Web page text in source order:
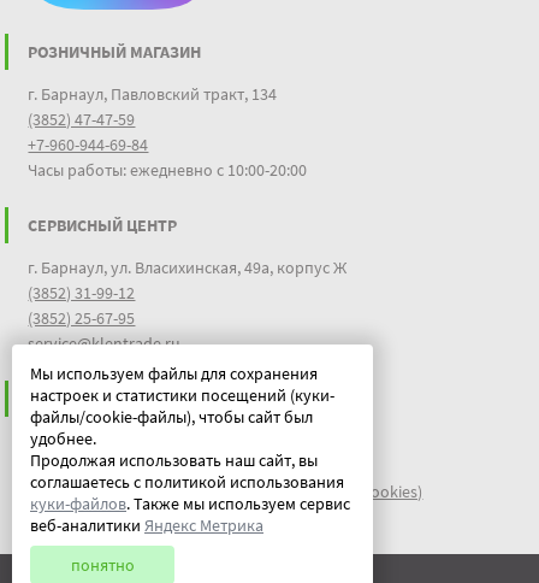
Мы используем файлы для сохранения
настроек и статистики посещений (куки-
файлы/cookie-файлы), чтобы сайт был
удобнее.
Продолжая использовать наш сайт, вы
соглашаетесь с политикой использования
куки-файлов. Также мы используем сервис
веб-аналитики Яндекс Метрика
понятно
РОЗНИЧНЫЙ МАГАЗИН
г. Барнаул, Павловский тракт, 134
(3852) 47-47-59
+7-960-944-69-84
Часы работы: ежедневно с 10:00-20:00
СЕРВИСНЫЙ ЦЕНТР
г. Барнаул, ул. Власихинская, 49а, корпус Ж
(3852) 31-99-12
(3852) 25-67-95
service@klentrade.ru
ИНФОРМАЦИЯ
Пользовательское соглашение
Политика конфиденциальности
файлы идентификации пользователей куки (cookies)
Документы